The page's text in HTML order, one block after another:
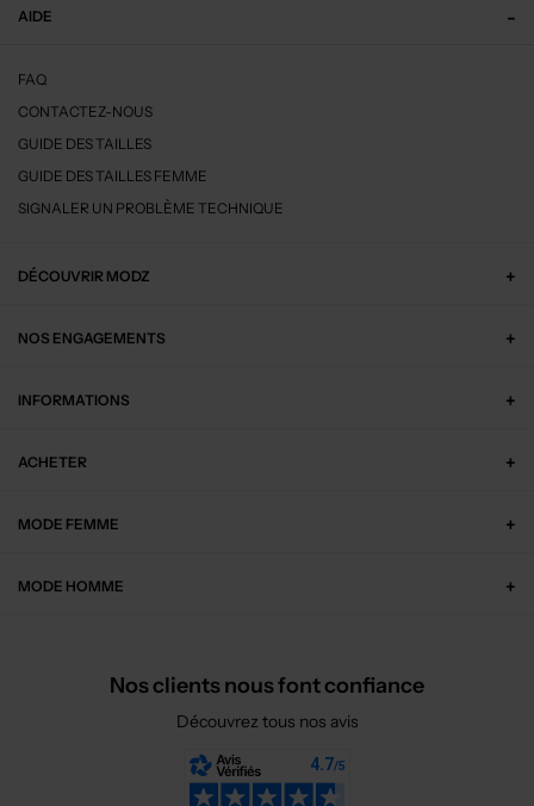
AIDE
FAQ
CONTACTEZ-NOUS
GUIDE DES TAILLES
GUIDE DES TAILLES FEMME
SIGNALER UN PROBLÈME TECHNIQUE
DÉCOUVRIR MODZ
NOS ENGAGEMENTS
INFORMATIONS
ACHETER
MODE FEMME
MODE HOMME
Nos clients nous font confiance
Découvrez tous nos avis